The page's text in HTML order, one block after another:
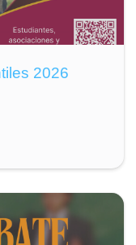
2026